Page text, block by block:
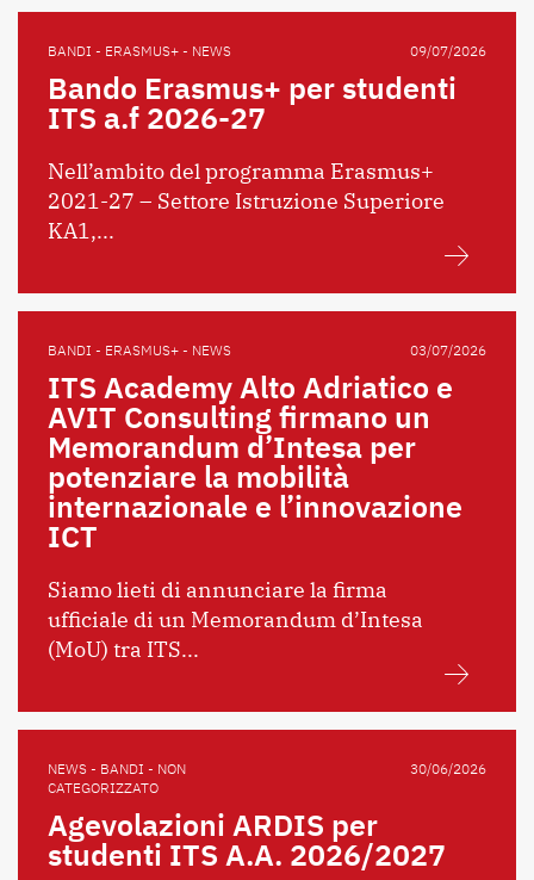
BANDI - ERASMUS+ - NEWS 09/07/2026
Bando Erasmus+ per studenti
ITS a.f 2026-27
Nell’ambito del programma Erasmus+
2021-27 – Settore Istruzione Superiore
KA1,...
BANDI - ERASMUS+ - NEWS 03/07/2026
ITS Academy Alto Adriatico e
AVIT Consulting firmano un
Memorandum d’Intesa per
potenziare la mobilità
internazionale e l’innovazione
ICT
Siamo lieti di annunciare la firma
ufficiale di un Memorandum d’Intesa
(MoU) tra ITS...
NEWS - BANDI - NON
CATEGORIZZATO
30/06/2026
Agevolazioni ARDIS per
studenti ITS A.A. 2026/2027